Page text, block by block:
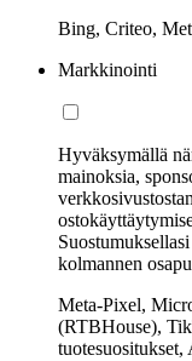
Bing, Criteo,
Markkinointi
Hyväksymällä
mainoksia,
kolmannen
Meta-Pixel,
(RTBHouse),
tuotesuositukset,